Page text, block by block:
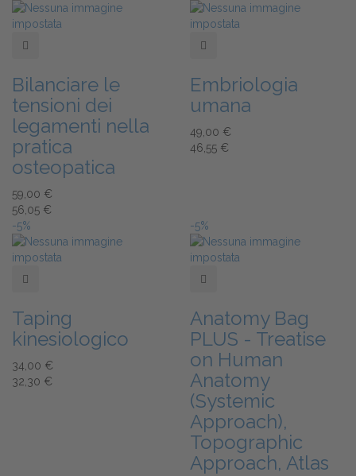
Bilanciare le
tensioni dei
legamenti nella
pratica
osteopatica
59,00 €
56,05 €
Embriologia
umana
49,00 €
46,55 €
-5%
Taping
kinesiologico
34,00 €
32,30 €
-5%
Anatomy Bag
PLUS - Treatise
on Human
Anatomy
(Systemic
Approach),
Topographic
Approach, Atlas